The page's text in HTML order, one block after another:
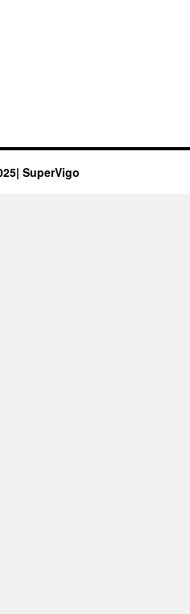
SuperVigo